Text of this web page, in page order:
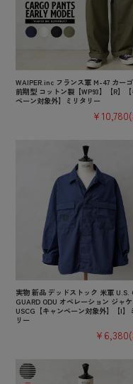
WAIPER.inc フランス軍 M-47 カー
前期型 コットン製【WP93】【R】
ペーン対象外】ミリタリー
¥10,780
実物 新品 デッドストック 米軍 U.S.
GUARD ODU オペレーション ジャ
USCG【キャンペーン対象外】【I】
リー
¥6,380